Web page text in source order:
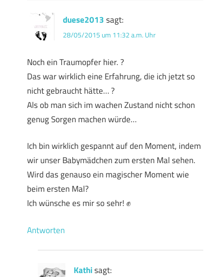
duese2013 sagt:
28/05/2015 um 11:32 a.m. Uhr
Noch ein Traumopfer hier. ?
Das war wirklich eine Erfahrung, die ich jetzt so
nicht gebraucht hätte… ?
Als ob man sich im wachen Zustand nicht schon
genug Sorgen machen würde…
Ich bin wirklich gespannt auf den Moment, indem
wir unser Babymädchen zum ersten Mal sehen.
Wird das genauso ein magischer Moment wie
beim ersten Mal?
Ich wünsche es mir so sehr! ✊
Antworten
Kathisagt: